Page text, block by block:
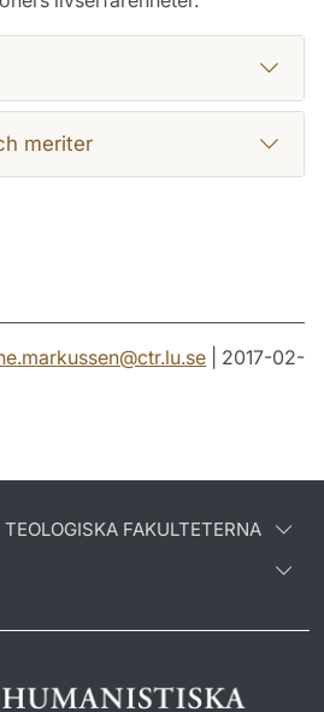
meriter
@ctr.lu.se | 2017-02-
FAKULTETERNA